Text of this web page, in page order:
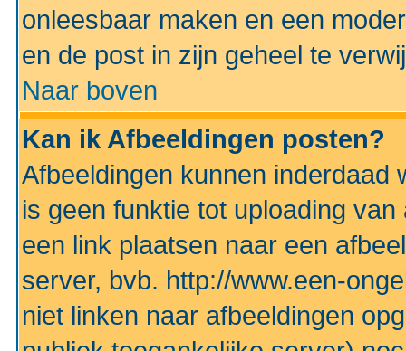
onleesbaar maken en een
en de post in zijn geheel te
Naar boven
Kan ik Afbeeldingen posten?
Afbeeldingen kunnen inderdaad
is geen funktie tot uploading
een link plaatsen naar een
server, bvb. http://www.een-
niet linken naar afbeeldingen